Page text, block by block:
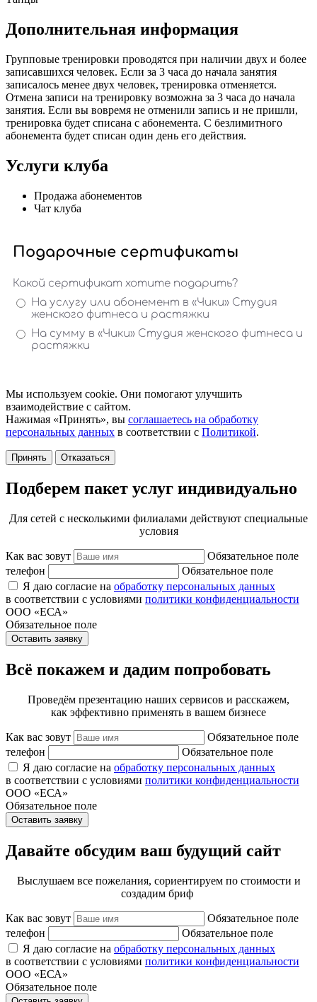
Дополнительная информация
Групповые тренировки проводятся при наличии двух и более
записавшихся человек. Если за 3 часа до начала занятия
записалось менее двух человек, тренировка отменяется.
Отмена записи на тренировку возможна за 3 часа до начала
занятия. Если вы вовремя не отменили запись и не пришли,
тренировка будет списана с абонемента. С безлимитного
абонемента будет списан один день его действия.
Услуги клуба
Продажа абонементов
Чат клуба
Мы используем cookie. Они помогают улучшить
взаимодействие с сайтом.
Нажимая «Принять», вы соглашаетесь на обработку
персональных данных в соответствии с Политикой.
Принять Отказаться
Подберем пакет услуг индивидуально
Для сетей с несколькими филиалами действуют специальные
условия
Как вас зовут
Обязательное поле
телефон
Обязательное поле
Я даю согласие на обработку персональных данных
в соответствии с условиями политики конфиденциальности
ООО «ЕСА»
Обязательное поле
Оставить заявку
Всё покажем и дадим попробовать
Проведём презентацию наших сервисов и расскажем,
как эффективно применять в вашем бизнесе
Как вас зовут
Обязательное поле
телефон
Обязательное поле
Я даю согласие на обработку персональных данных
в соответствии с условиями политики конфиденциальности
ООО «ЕСА»
Обязательное поле
Оставить заявку
Давайте обсудим ваш будущий сайт
Выслушаем все пожелания, сориентируем по стоимости и
создадим бриф
Как вас зовут
Обязательное поле
телефон
Обязательное поле
Я даю согласие на обработку персональных данных
в соответствии с условиями политики конфиденциальности
ООО «ЕСА»
Обязательное поле